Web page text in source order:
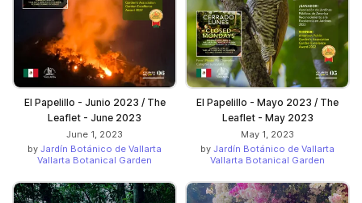
El Papelillo - Junio 2023 / The
Leaflet - June 2023
June 1, 2023
by Jardín Botánico de Vallarta
Vallarta Botanical Garden
El Papelillo - Mayo 2023 / The
Leaflet - May 2023
May 1, 2023
by Jardín Botánico de Vallarta
Vallarta Botanical Garden